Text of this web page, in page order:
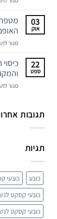
03
אוק
סגור
22
ספט
סגור
תגובות
תגיות
כובע
כובעי
כובעי קסקט
כובעי קסקט